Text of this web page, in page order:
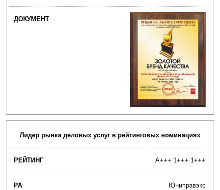
Лидер рынка деловых услуг в рейтинговых номинациях
A+++ 1+++ 1+++
Юниправэкс